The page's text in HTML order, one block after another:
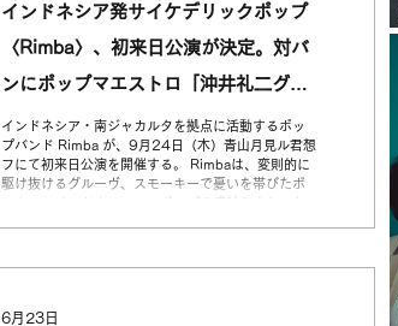
もの。東京では、8月3日（月）新代田FEVERにて
maya ongakuを迎えた公演、そして8月4日（火）青
山月見ル君想フにてTakuro Okada Quartetを迎えた
追加公演の2公演を行います。 成立於紐約、目前以
上海為據點活動的華裔爵士放克／Groove
インドネシア発サイケデリックポップ
〈Rimba〉、初来日公演が決定。対バ
ンにポップマエストロ「沖井礼二グル
ープ」。／印尼迷幻流行樂團
〈Rimba〉首度日本公演確定，將與流
行音樂大師「沖井禮二 Group」同台演
出。
インドネシア・南ジャカルタを拠点に活動するポッ
プバンド Rimba が、9月24日（木）青山月見ル君想
フにて初来日公演を開催する。 Rimbaは、変則的に
駆け抜けるグルーヴ、スモーキーで憂いを帯びたボ
ーカル、インドネシアン・ポップの感触をまとった
楽、ビジュアルアーツ、映画など、さまざまな表現
6月23日